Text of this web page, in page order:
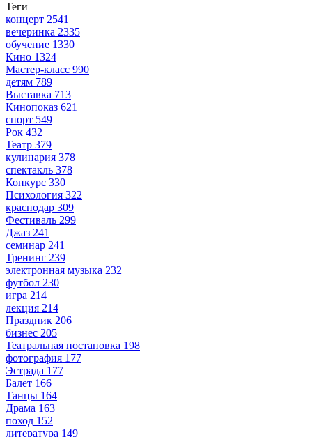
Теги
концерт 2541
вечеринка 2335
обучение 1330
Кино 1324
Мастер-класс 990
детям 789
Выставка 713
Кинопоказ 621
спорт 549
Рок 432
Театр 379
кулинария 378
спектакль 378
Конкурс 330
Психология 322
краснодар 309
Фестиваль 299
Джаз 241
семинар 241
Тренинг 239
электронная музыка 232
футбол 230
игра 214
лекция 214
Праздник 206
бизнес 205
Театральная постановка 198
фотография 177
Эстрада 177
Балет 166
Танцы 164
Драма 163
поход 152
литература 149